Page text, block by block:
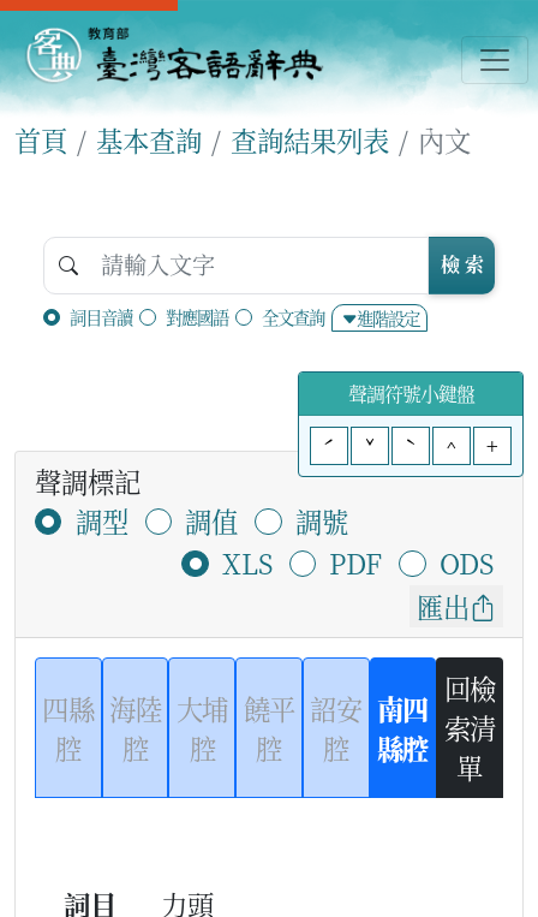
首頁 基本查詢 查詢結果列表 內文
詞目音讀 對應國語 全文查詢 進階設定
檢 索
聲調符號小鍵盤
ˊ
ˇ ˋ ^ +
聲調標記
調型
調值
調號
XLS
PDF
ODS
匯出
四縣
腔
海陸
腔
大埔
腔
饒平
腔
詔安
腔
南四
縣腔
回檢
索清
單
詞目
力頭